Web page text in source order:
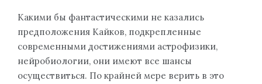
Какими бы фантастическими не казались
предположения Кайков, подкрепленные
современными достижениями астрофизики,
нейробиологии, они имеют все шансы
осуществиться. По крайней мере верить в это